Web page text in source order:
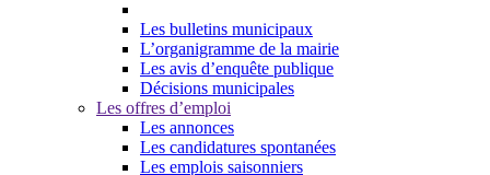
Les bulletins municipaux
L’organigramme de la mairie
Les avis d’enquête publique
Décisions municipales
Les offres d’emploi
Les annonces
Les candidatures spontanées
Les emplois saisonniers